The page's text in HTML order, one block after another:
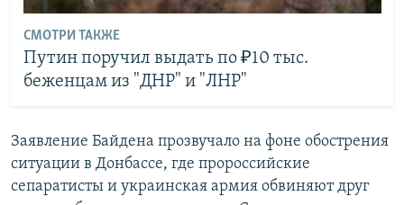
СМОТРИ ТАКЖЕ
Путин поручил выдать по ₽10 тыc.
беженцам из "ДНР" и "ЛНР"
Заявление Байдена прозвучало на фоне обострения
ситуации в Донбассе, где пророссийские
сепаратисты и украинская армия обвиняют друг